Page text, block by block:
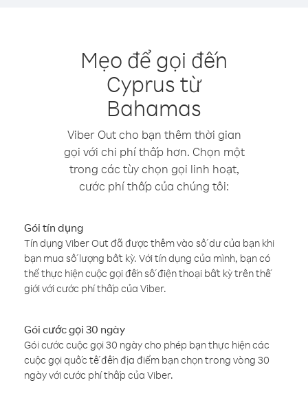
Mẹo để gọi đến
Cyprus từ
Bahamas
Viber Out cho bạn thêm thời gian
gọi với chi phí thấp hơn. Chọn một
trong các tùy chọn gọi linh hoạt,
cước phí thấp của chúng tôi:
Gói tín dụng
Tín dụng Viber Out đã được thêm vào số dư của bạn khi
bạn mua số lượng bất kỳ. Với tín dụng của mình, bạn có
thể thực hiện cuộc gọi đến số điện thoại bất kỳ trên thế
giới với cước phí thấp của Viber.
Gói cước gọi 30 ngày
Gói cước cuộc gọi 30 ngày cho phép bạn thực hiện các
cuộc gọi quốc tế đến địa điểm bạn chọn trong vòng 30
ngày với cước phí thấp của Viber.